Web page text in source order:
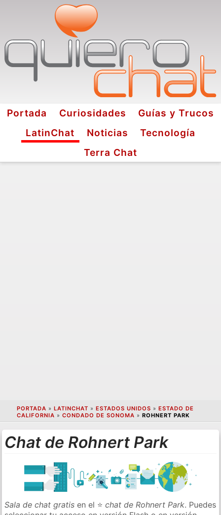
Portada Curiosidades
Guías y Trucos
LatinChat
Noticias
Tecnología
Terra Chat
PORTADA » LATINCHAT » ESTADOS UNIDOS » ESTADO DE
CALIFORNIA » CONDADO DE SONOMA » ROHNERT PARK
Chat de Rohnert Park
Sala de chat gratis en el ⭐chat de Rohnert Park. Puedes